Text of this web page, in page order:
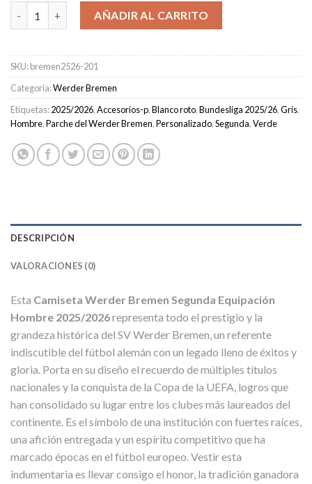
Camiseta Werder Bremen Segunda Equipación Hombre 2025/
AÑADIR AL CARRITO
SKU:bremen2526-201
Categoría:Werder Bremen
Etiquetas:2025/2026,Accesorios-p,Blanco roto,Bundesliga 2025/26,Gris,
Hombre,Parche del Werder Bremen,Personalizado,Segunda,Verde
DESCRIPCIÓN
VALORACIONES (0)
Esta Camiseta Werder Bremen Segunda Equipación
Hombre 2025/2026representa todo el prestigio y la
grandeza histórica del SV Werder Bremen, un referente
indiscutible del fútbol alemán con un legado lleno de éxitos y
gloria. Porta en su diseño el recuerdo de múltiples títulos
nacionales y la conquista de la Copa de la UEFA, logros que
han consolidado su lugar entre los clubes más laureados del
continente. Es el símbolo de una institución con fuertes raíces,
una afición entregada y un espíritu competitivo que ha
marcado épocas en el fútbol europeo. Vestir esta
indumentaria es llevar consigo el honor, la tradición ganadora